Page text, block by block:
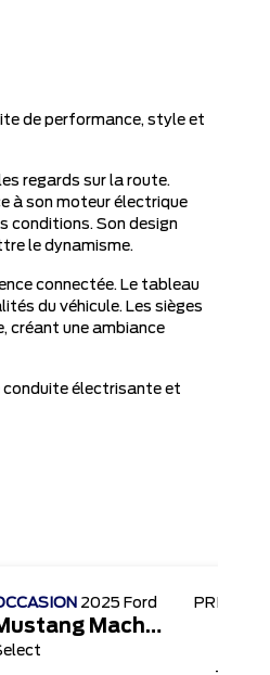
de performance, style et
regards sur la route.
à son moteur électrique
conditions. Son design
le dynamisme.
connectée. Le tableau
du véhicule. Les sièges
créant une ambiance
conduite électrisante et
2025 Ford
Mustang Mach-E
PRIX ​​DU